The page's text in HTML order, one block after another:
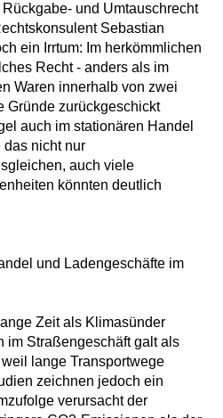
und Umtauschrecht
Sebastian
ein Irrtum: Im herkömmlichen
Recht - anders als im
Waren innerhalb von zwei
Gründe zurückgeschickt
auch im stationären Handel
das nicht nur
auch viele
könnten deutlich
und Ladengeschäfte im
Zeit als Klimasünder
im Straßengeschäft galt als
lange Transportwege
zeichnen jedoch ein
verursacht der